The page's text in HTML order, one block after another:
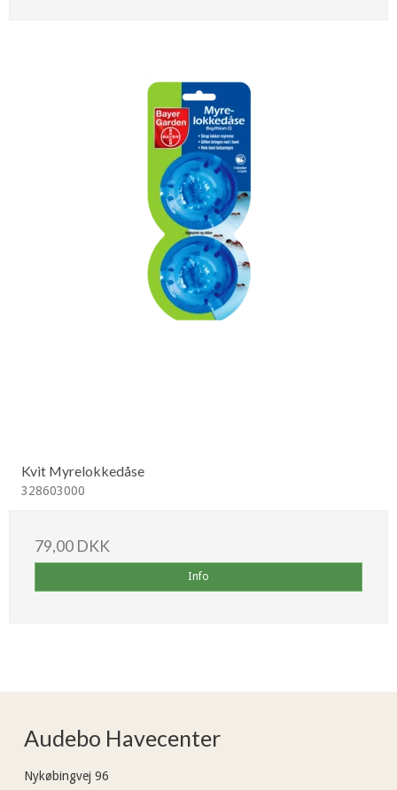
Kvit Myrelokkedåse
328603000
79,00 DKK
Info
Audebo Havecenter
Nykøbingvej 96